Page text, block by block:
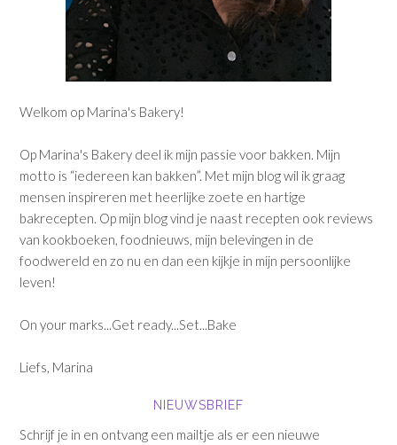
Welkom op Marina's Bakery!
Op Marina's Bakery deel ik mijn passie voor bakken. Mijn
motto is “iedereen kan bakken”. Met mijn blog wil ik graag
mensen inspireren met heerlijke zoete en hartige
bakrecepten. Op mijn blog vind je naast recepten ook reviews
van kookboeken, foodnieuws, mijn belevingen in de
foodwereld en zo nu en dan een kijkje in mijn persoonlijke
leven!
On your marks...Get ready...Set...Bake
Liefs, Marina
NIEUWSBRIEF
Schrijf je in en ontvang een mailtje als er een nieuwe